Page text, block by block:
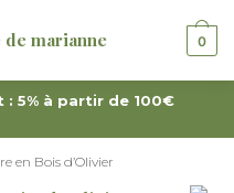
0
5% à partir de 100€
en Bois d’Olivier